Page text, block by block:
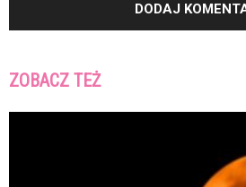
ZOBACZ TEŻ